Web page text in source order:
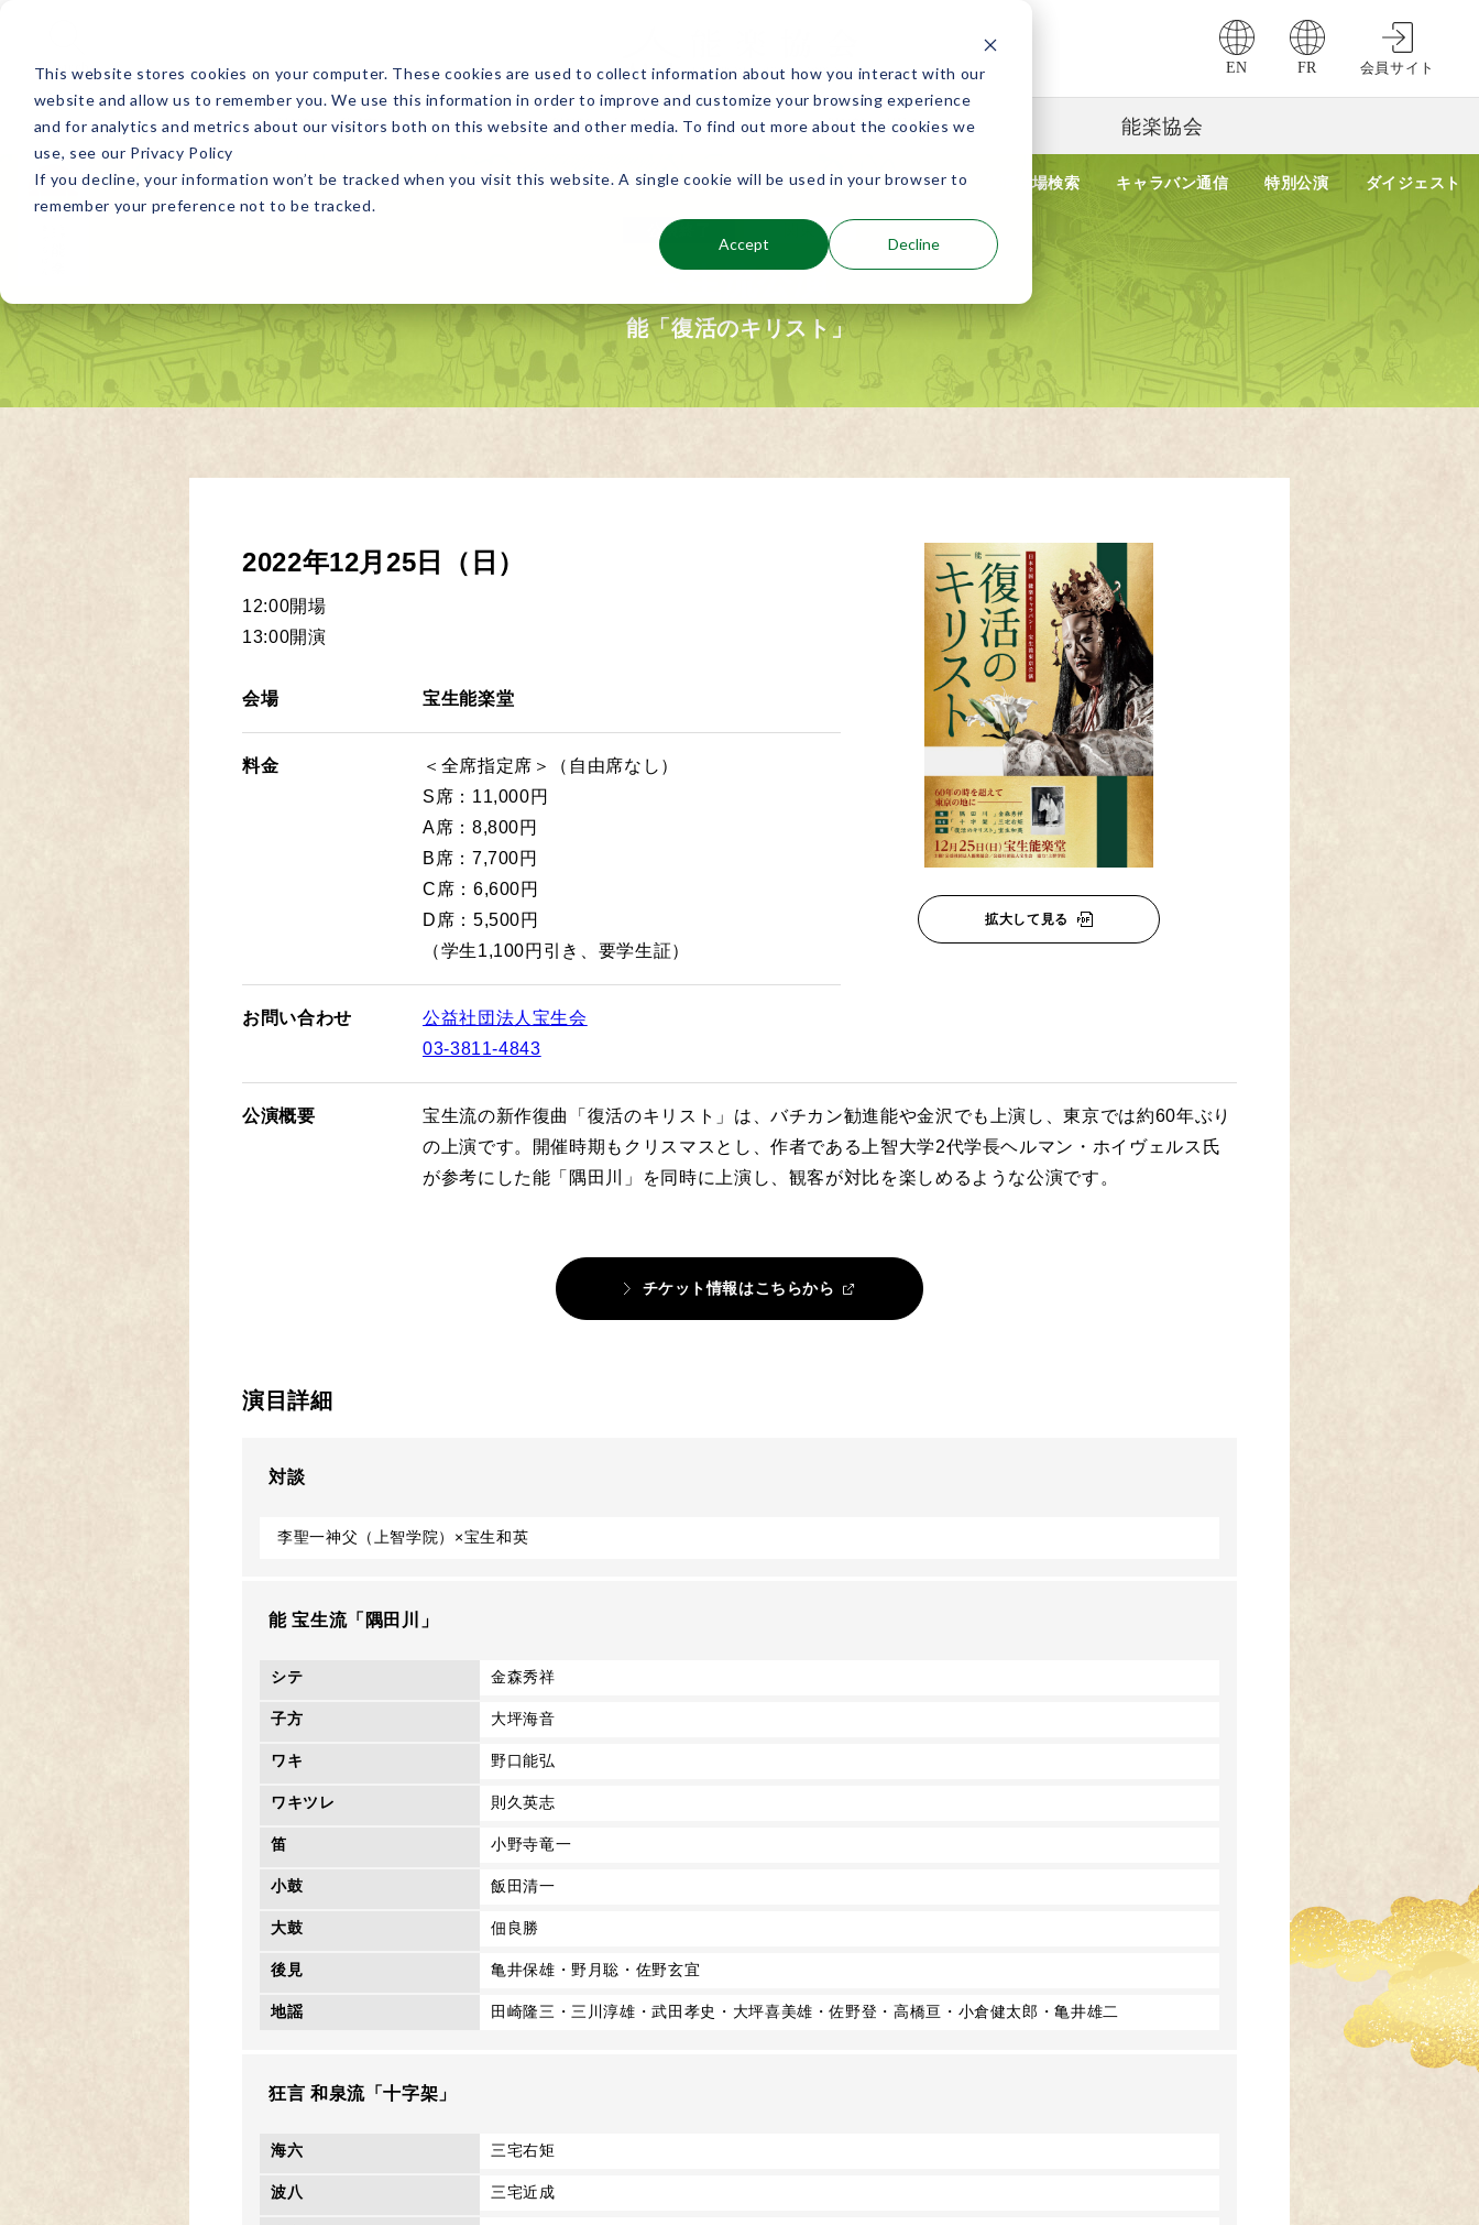
This website stores cookies on your computer. These cookies are used to collect information about how you interact with our
website and allow us to remember you. We use this information in order to improve and customize your browsing experience
and for analytics and metrics about our visitors both on this website and other media. To find out more about the cookies we
use, see our Privacy Policy
If you decline, your information won’t be tracked when you visit this website. A single cookie will be used in your browser to
remember your preference not to be tracked.
Accept Decline
Search EN FR 会員サイト
能楽の公演 能楽を知る 能楽に関わる 能楽協会
公演検索 公演会場検索 キャラバン通信 特別公演 ダイジェスト
公演終了
宝生流公演
能「復活のキリスト」
拡大して見る
2022年12月25日（日）
12:00開場
13:00開演
会場 宝生能楽堂
料金
＜全席指定席＞（自由席なし）
S席：11,000円
A席：8,800円
B席：7,700円
C席：6,600円
D席：5,500円
（学生1,100円引き、要学生証）
お問い合わせ
公益社団法人宝生会
03-3811-4843
公演概要
宝生流の新作復曲「復活のキリスト」は、バチカン勧進能や金沢でも上演し、東京では約60年ぶり
の上演です。開催時期もクリスマスとし、作者である上智大学2代学長ヘルマン・ホイヴェルス氏
が参考にした能「隅田川」を同時に上演し、観客が対比を楽しめるような公演です。
チケット情報はこちらから
演目詳細
対談
李聖一神父（上智学院）×宝生和英
能 宝生流「隅田川」
シテ 金森秀祥
子方 大坪海音
ワキ 野口能弘
ワキツレ 則久英志
笛 小野寺竜一
小鼓 飯田清一
大鼓 佃良勝
後見 亀井保雄・野月聡・佐野玄宜
地謡 田崎隆三・三川淳雄・武田孝史・大坪喜美雄・佐野登・高橋亘・小倉健太郎・亀井雄二
狂言 和泉流「十字架」
海六 三宅右矩
波八 三宅近成